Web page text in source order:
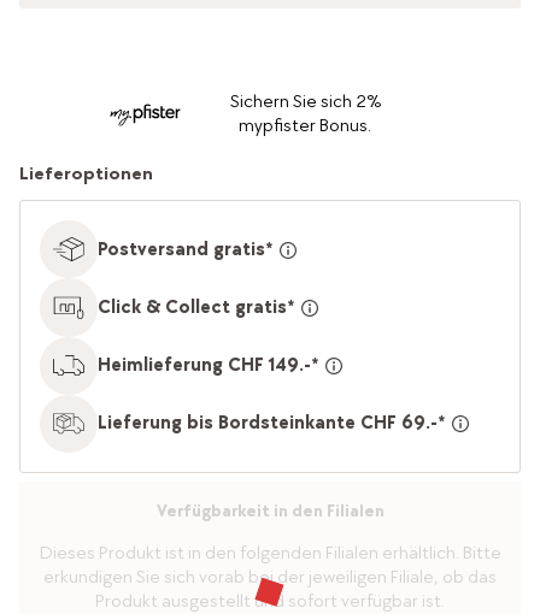
Sichern Sie sich 2%
mypfister Bonus.
Lieferoptionen
Postversand gratis*
Click & Collect gratis*
Heimlieferung CHF 149.-*
Lieferung bis Bordsteinkante CHF 69.-*
Verfügbarkeit in den Filialen
Dieses Produkt ist in den folgenden Filialen erhältlich. Bitte
erkundigen Sie sich vorab bei der jeweiligen Filiale, ob das
Produkt ausgestellt und sofort verfügbar ist.